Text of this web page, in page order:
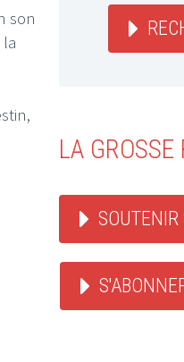
son
LA GROSSE
SOUTENIR